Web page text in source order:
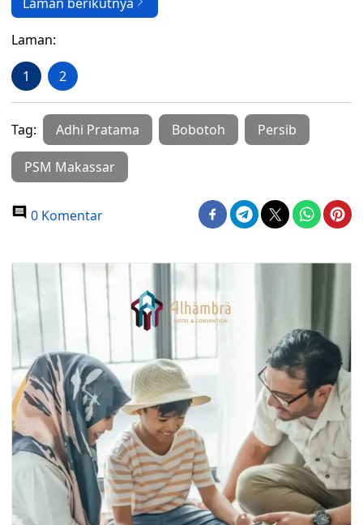
Laman berikutnya
Laman:
1 2
Tag: Adhi Pratama Bobotoh Persib
PSM Makassar
0 Komentar